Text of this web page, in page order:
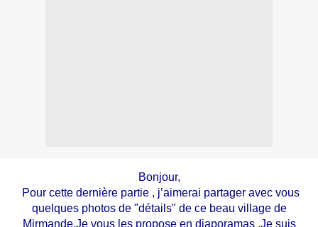
Bonjour,
Pour cette dernière partie , j’aimerai partager avec vous
quelques photos de "détails" de ce beau village de
Mirmande.Je vous les propose en diaporamas .Je suis